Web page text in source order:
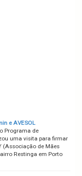
e AVESOL
Programa de
uma visita para firmar
(Associação de Mães
Restinga em Porto